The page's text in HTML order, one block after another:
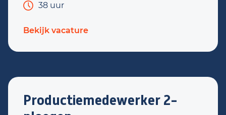
38 uur
Bekijk vacature
Productiemedewerker 2-